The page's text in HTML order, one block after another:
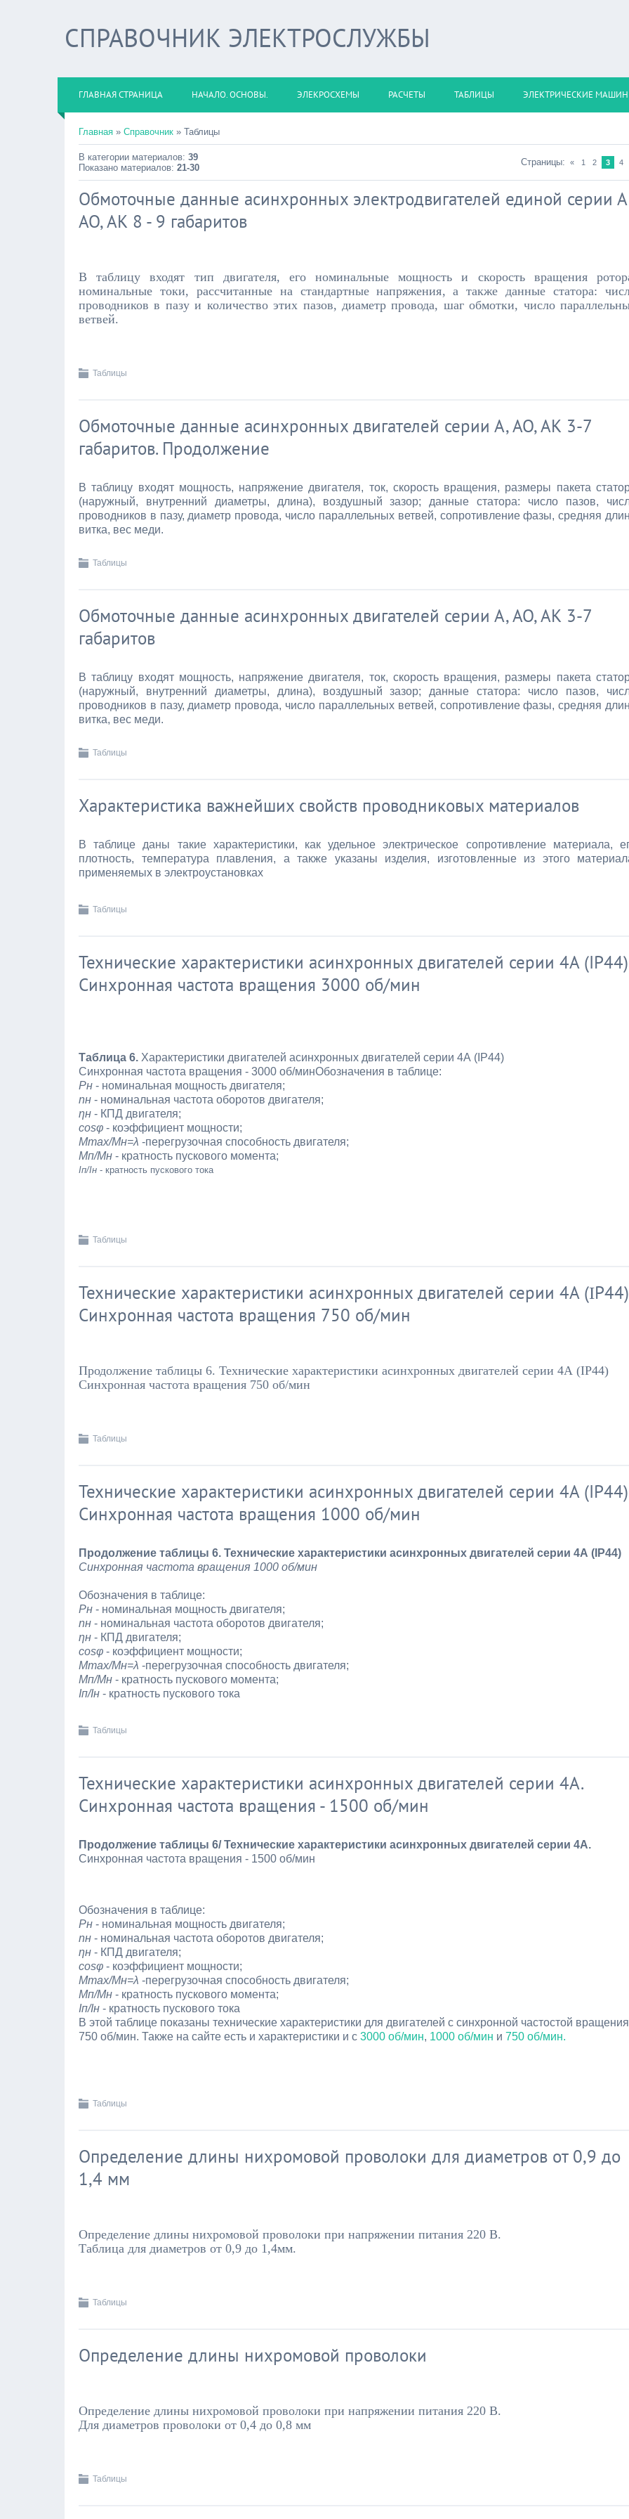
СПРАВОЧНИК ЭЛЕКТРОСЛУЖБЫ
ГЛАВНАЯ СТРАНИЦА НАЧАЛО. ОСНОВЫ. ЭЛЕКРОСХЕМЫ РАСЧЕТЫ ТАБЛИЦЫ ЭЛЕКТРИЧЕСКИЕ
Главная » Справочник » Таблицы
В категории материалов: 39
Показано материалов: 21-30
Страницы: « 1 2 3 4
Обмоточные данные асинхронных электродвигателей единой серии
АО, АК 8 - 9 габаритов
В таблицу входят тип двигателя, его номинальные мощность и скорость вращения
номинальные токи, рассчитанные на стандартные напряжения, а также данные статора:
проводников в пазу и количество этих пазов, диаметр провода, шаг обмотки, число
ветвей.
Таблицы
Обмоточные данные асинхронных двигателей серии А, АО, АК 3-7
габаритов. Продолжение
В таблицу входят мощность, напряжение двигателя, ток, скорость вращения, размеры пакета
(наружный, внутренний диаметры, длина), воздушный зазор; данные статора: число пазов,
проводников в пазу, диаметр провода, число параллельных ветвей, сопротивление фазы, средняя
витка, вес меди.
Таблицы
Обмоточные данные асинхронных двигателей серии А, АО, АК 3-7
габаритов
В таблицу входят мощность, напряжение двигателя, ток, скорость вращения, размеры пакета
(наружный, внутренний диаметры, длина), воздушный зазор; данные статора: число пазов,
проводников в пазу, диаметр провода, число параллельных ветвей, сопротивление фазы, средняя
витка, вес меди.
Таблицы
Характеристика важнейших свойств проводниковых материалов
В таблице даны такие характеристики, как удельное электрическое сопротивление материала,
плотность, температура плавления, а также указаны изделия, изготовленные из этого
применяемых в электроустановках
Таблицы
Технические характеристики асинхронных двигателей серии 4А
Синхронная частота вращения 3000 об/мин
Таблица 6. Характеристики двигателей асинхронных двигателей серии 4А (IP44)
Синхронная частота вращения - 3000 об/минОбозначения в таблице:
Рн - номинальная мощность двигателя;
nн - номинальная частота оборотов двигателя;
ηн - КПД двигателя;
cosφ - коэффициент мощности;
Мmax/Mн=λ -перегрузочная способность двигателя;
Мп/Мн - кратность пускового момента;
Iп/Ιн - кратность пускового тока
Таблицы
Технические характеристики асинхронных двигателей серии 4А
Синхронная частота вращения 750 об/мин
Продолжение таблицы 6. Технические характеристики асинхронных двигателей серии 4А (ΙP44)
Синхронная частота вращения 750 об/мин
Таблицы
Технические характеристики асинхронных двигателей серии 4А
Синхронная частота вращения 1000 об/мин
Продолжение таблицы 6. Технические характеристики асинхронных двигателей серии 4А (IP44)
Синхронная частота вращения 1000 об/мин
Обозначения в таблице:
Рн - номинальная мощность двигателя;
nн - номинальная частота оборотов двигателя;
ηн - КПД двигателя;
cosφ - коэффициент мощности;
Мmax/Mн=λ -перегрузочная способность двигателя;
Мп/Мн - кратность пускового момента;
Iп/Ιн - кратность пускового тока
Таблицы
Технические характеристики асинхронных двигателей серии 4А.
Синхронная частота вращения - 1500 об/мин
Продолжение таблицы 6/ Технические характеристики асинхронных двигателей серии 4А.
Синхронная частота вращения - 1500 об/мин
Обозначения в таблице:
Рн - номинальная мощность двигателя;
nн - номинальная частота оборотов двигателя;
ηн - КПД двигателя;
cosφ - коэффициент мощности;
Мmax/Mн=λ -перегрузочная способность двигателя;
Мп/Мн - кратность пускового момента;
Iп/Ιн - кратность пускового тока
В этой таблице показаны технические характеристики для двигателей с синхронной частостой вращения
750 об/мин. Также на сайте есть и характеристики и с 3000 об/мин, 1000 об/мин и 750 об/мин.
Таблицы
Определение длины нихромовой проволоки для диаметров от 0,9 до
1,4 мм
Определение длины нихромовой проволоки при напряжении питания 220 В.
Таблица для диаметров от 0,9 до 1,4мм.
Таблицы
Определение длины нихромовой проволоки
Определение длины нихромовой проволоки при напряжении питания 220 В.
Для диаметров проволоки от 0,4 до 0,8 мм
Таблицы